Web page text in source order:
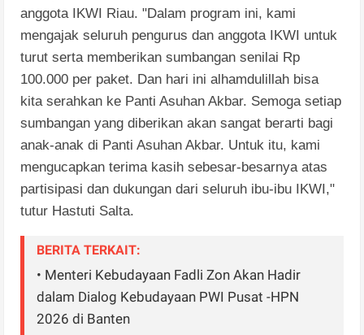
anggota IKWI Riau."Dalam program ini, kami
mengajak seluruh pengurus dan anggota IKWI untuk
turut serta memberikan sumbangan senilai Rp
100.000 per paket. Dan hari ini alhamdulillah bisa
kita serahkan ke Panti Asuhan Akbar. Semoga setiap
sumbangan yang diberikan akan sangat berarti bagi
anak-anak di Panti Asuhan Akbar. Untuk itu, kami
mengucapkan terima kasih sebesar-besarnya atas
partisipasi dan dukungan dari seluruh ibu-ibu IKWI,"
tutur Hastuti Salta.
BERITA TERKAIT:
• Menteri Kebudayaan Fadli Zon Akan Hadir
dalam Dialog Kebudayaan PWI Pusat -HPN
2026 di Banten